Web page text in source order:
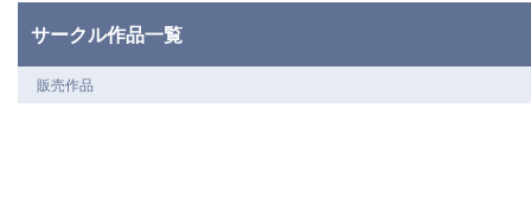
サークル作品一覧
販売作品